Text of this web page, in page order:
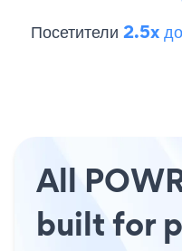
Посетители 2.5x
All
built for